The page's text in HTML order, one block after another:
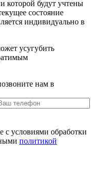
которой будут учтены
состояние
индивидуально в
усугубить
нам в
с условиями обработки
политикой